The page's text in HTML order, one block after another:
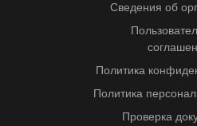
Сведения об
Политика
Политика
Проверка